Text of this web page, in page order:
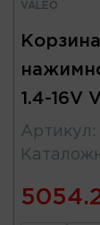
VALEO
1.4-16V
Артикул :